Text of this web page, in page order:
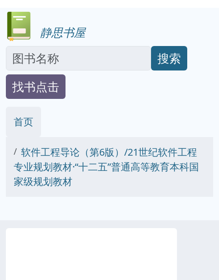
静思书屋
搜索
找书点击
首页
软件工程导论（第6版）/21世纪软件工程
专业规划教材·“十二五”普通高等教育本科国
家级规划教材